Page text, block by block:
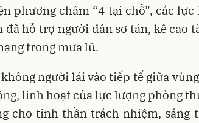
phương châm “4 tại chỗ”, các lực
đã hỗ trợ người dân sơ tán, kê cao
trong mưa lũ.
người lái vào tiếp tế giữa
linh hoạt của lực lượng phòng
cho tinh thần trách nhiệm, sáng